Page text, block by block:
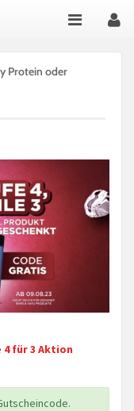
Protein oder
4 für 3 Aktion